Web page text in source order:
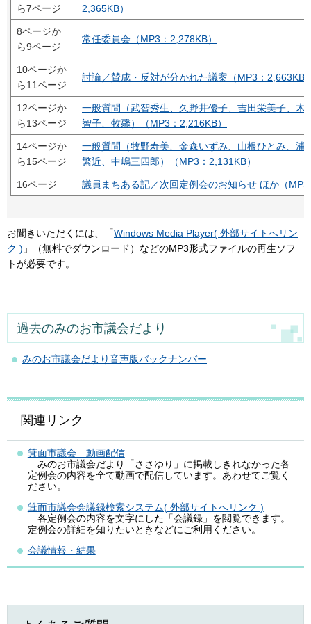
ら7ページ
2,365KB）
8ページか
ら9ページ
常任委員会（MP3：2,278KB）
10ページか
ら11ページ
討論／賛成・反対が分かれた議案（MP3：2,663KB
12ページか
ら13ページ
一般質問（武智秀生、久野井優子、吉田栄美子、木
智子、牧馨）（MP3：2,216KB）
14ページか
ら15ページ
一般質問（牧野寿美、金森いずみ、山根ひとみ、浦
繁近、中嶋三四郎）（MP3：2,131KB）
16ページ 議員まちある記／次回定例会のお知らせ ほか（
お聞きいただくには、「Windows Media Player( 外部サイトへリン
ク ) 」（無料でダウンロード）などのMP3形式ファイルの再生ソフ
トが必要です。
過去のみのお市議会だより
みのお市議会だより音声版バックナンバー
関連リンク
箕面市議会 動画配信
みのお市議会だより「ささゆり」に掲載しきれなかった各
定例会の内容を全て動画で配信しています。あわせてご覧く
ださい。
箕面市議会会議録検索システム( 外部サイトへリンク )
各定例会の内容を文字にした「会議録」を閲覧できます。
定例会の詳細を知りたいときなどにご利用ください。
会議情報・結果